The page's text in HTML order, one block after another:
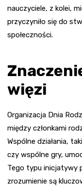
nauczyciele, z kolei,
przyczyniło się do
społeczności.
więzi
Organizacja Dnia
między członkami
Wspólne działania,
czy wspólne gry,
Tego typu inicjatywy
zrozumienie są